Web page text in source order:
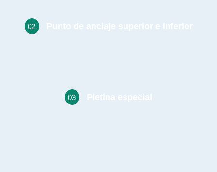
02 Punto de anclaje superior e inferior
03 Pletina especial